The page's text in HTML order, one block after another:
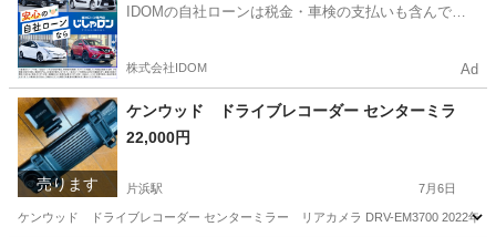
IDOMの自社ローンは税金・車検の支払いも含んでい
株式会社IDOM Ad
売ります
ケンウッド ドライブレコーダー センターミラ
22,000円
片浜駅 7月6日
ケンウッド ドライブレコーダー センターミラー リアカメラ DRV-EM3700 2022年式